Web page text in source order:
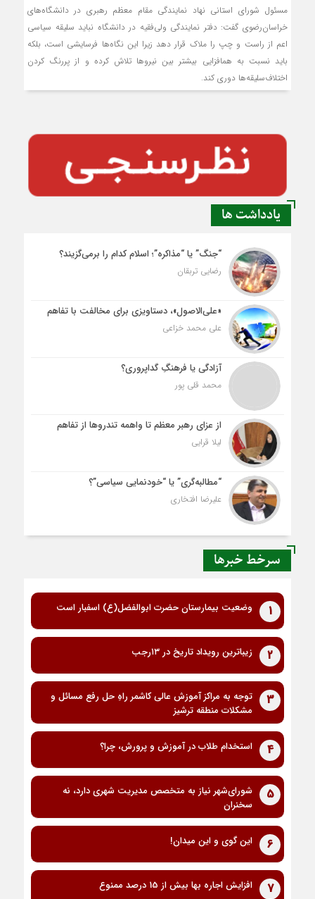
مسئول شورای استانی نهاد نمايندگی مقام معظم رهبری در دانشگاه‌های
خراسان‌رضوی گفت: دفتر نمایندگی ولی‌فقیه در دانشگاه نباید سلیقه سیاسی
اعم از راست و چپ را ملاک قرار دهد زیرا این نگاه‌ها فرسایشی است، بلکه
باید نسبت به هم‏افزایی بیشتر بین نیروها تلاش کرده و از پررنگ کردن
اختلاف‌سلیقه‌ها دوری کند.
یادداشت ها
“جنگ” یا “مذاکره”؛ اسلام کدام را برمی‌گزیند؟
رضایی تربقان
«علی‌الاصول»، دستاویزی برای مخالفت با تفاهم
علی محمد خزاعی
آزادگی یا فرهنگِ گداپروری؟
محمد قلی پور
از عزای رهبر معظم تا واهمه تندروها از تفاهم
لیلا قرایی
“مطالبه‌گری” یا “خودنمایی سیاسی”؟
علیرضا افتخاری
سرخط خبرها
1 وضعیت بیمارستان حضرت ابوالفضل(ع) اسفبار است
2 زیباترین رویداد تاریخ در ۱۳رجب
3
توجه به مراکز آموزش عالی کاشمر راهِ حل رفع مسائل و
مشکلات منطقه ترشیز
4 استخدام طلاب در آموزش و پرورش، چرا؟
5
شورای‌شهر نیاز به متخصص مدیریت شهری دارد، نه
سخنران
6 این گوی و این میدان!
7 افزایش اجاره بها بیش از 15 درصد ممنوع